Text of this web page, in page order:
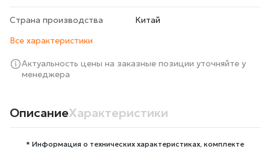
Страна производства
Китай
Все характеристики
Актуальность цены на заказные позиции уточняйте у
менеджера
ОписаниеХарактеристики
* Информация о технических характеристиках, комплекте